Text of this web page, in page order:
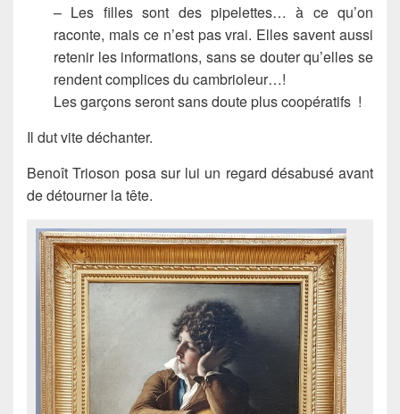
– Les filles sont des pipelettes… à ce qu’on
raconte, mais ce n’est pas vrai. Elles savent aussi
retenir les informations, sans se douter qu’elles se
rendent complices du cambrioleur…!
Les garçons seront sans doute plus coopératifs !
Il dut vite déchanter.
Benoît Trioson posa sur lui un regard désabusé avant
de détourner la tête.